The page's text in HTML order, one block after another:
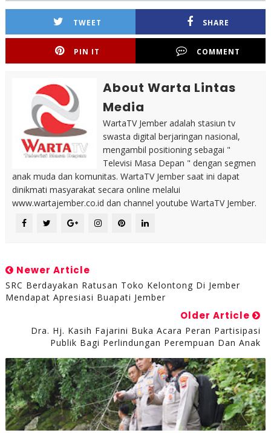
TWEET SHARE
PIN IT COMMENT
About Warta Lintas
Media
WartaTV Jember adalah stasiun tv
swasta digital berjaringan nasional,
mengambil positioning sebagai "
Televisi Masa Depan " dengan segmen
anak muda dan komunitas. WartaTV Jember saat ini dapat
dinikmati masyarakat secara online melalui
www.wartajember.co.id dan channel youtube WartaTV Jember.
Newer Article
SRC Berdayakan Ratusan Toko Kelontong Di Jember
Mendapat Apresiasi Buapati Jember
Older Article
Dra. Hj. Kasih Fajarini Buka Acara Peran Partisipasi
Publik Bagi Perlindungan Perempuan Dan Anak